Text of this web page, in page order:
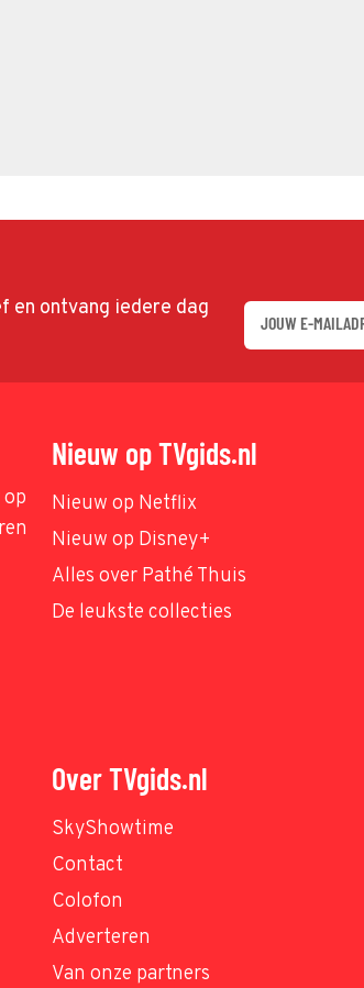
en ontvang iedere dag
Nieuw op TVgids.nl
Nieuw op Netflix
Nieuw op Disney+
Alles over Pathé Thuis
De leukste collecties
Over TVgids.nl
SkyShowtime
Contact
Colofon
Adverteren
Van onze partners